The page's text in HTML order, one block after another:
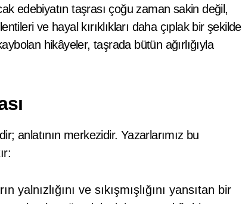
edebiyatın taşrası çoğu zaman sakin değil,
ve hayal kırıklıkları daha çıplak bir şekilde
hikâyeler, taşrada bütün ağırlığıyla
anlatının merkezidir. Yazarlarımız bu
yalnızlığını ve sıkışmışlığını yansıtan bir